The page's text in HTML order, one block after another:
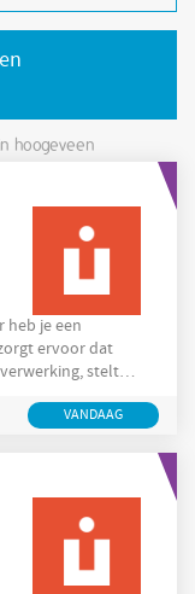
hoogeveen
ervoor dat
stelt
werk je
VANDAAG